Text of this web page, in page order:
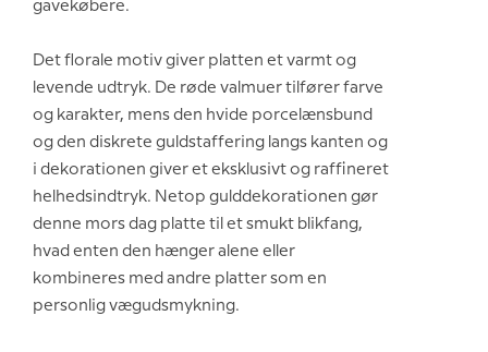
gavekøbere.
Det florale motiv giver platten et varmt og
levende udtryk. De røde valmuer tilfører farve
og karakter, mens den hvide porcelænsbund
og den diskrete guldstaffering langs kanten og
i dekorationen giver et eksklusivt og raffineret
helhedsindtryk. Netop gulddekorationen gør
denne mors dag platte til et smukt blikfang,
hvad enten den hænger alene eller
kombineres med andre platter som en
personlig vægudsmykning.